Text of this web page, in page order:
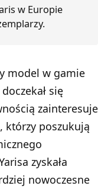
w Europie
model w gamie
się
zainteresuje
którzy poszukują
zyskała
nowoczesne